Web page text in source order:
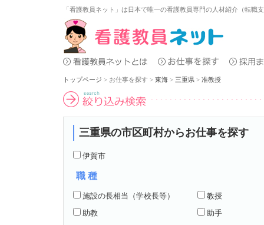
「看護教員ネット」は日本で唯一の看護教員専門の人材紹介（転職
トップページ > お仕事を探す > 東海 > 三重県 > 准教授
三重県の市区町村からお仕事を探す
伊賀市
職 種
施設の長相当（学校長等） 教授
助教
助手